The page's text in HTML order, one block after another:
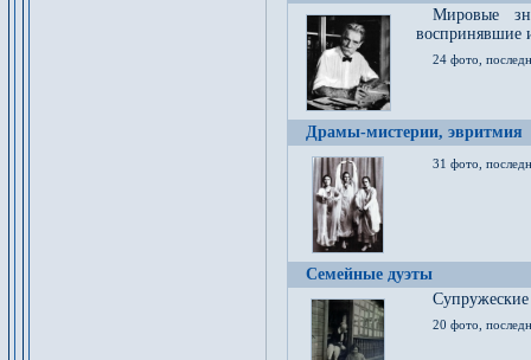
Мировые
воспринявшие
24 фото,
Драмы-мистерии, эвритмия
31 фото,
Семейные дуэты
20 фото,